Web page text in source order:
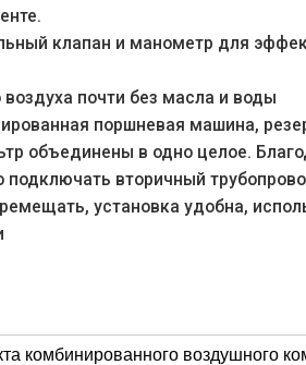
клапан и манометр для
воздуха почти без масла и воды
поршневая машина,
объединены в одно целое.
подключать вторичный
установка удобна,
комбинированного воздушного